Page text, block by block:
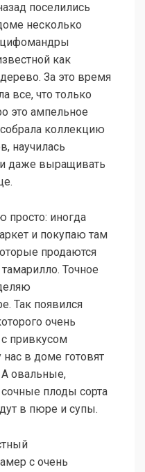
поселились
несколько
цифомандры
как
За это время
все, что только
это ампельное
собрала коллекцию
научилась
даже выращивать
просто: иногда
и покупаю там
продаются
Точное
Так появился
очень
привкусом
в доме готовят
овальные,
плоды сорта
в пюре и супы.
с очень